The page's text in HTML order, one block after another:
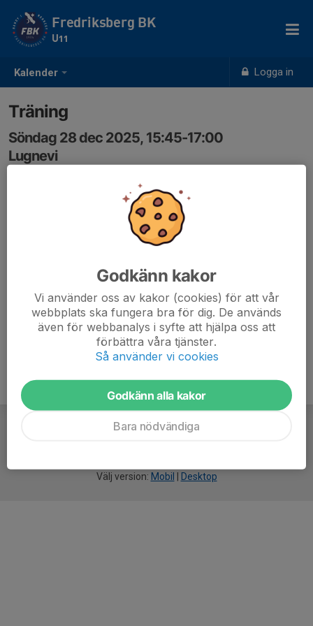
Kalender Logga in
Fredriksberg BK
U11
Träning
Söndag 28 dec 2025, 15:45-17:00
Lugnevi
Välj version: Mobil Desktop
Godkänn kakor
Vi använder oss av kakor (cookies) för att vår
webbplats ska fungera bra för dig. De används
även för webbanalys i syfte att hjälpa oss att
förbättra våra tjänster.
Så använder vi cookies
Godkänn alla kakor
Bara nödvändiga